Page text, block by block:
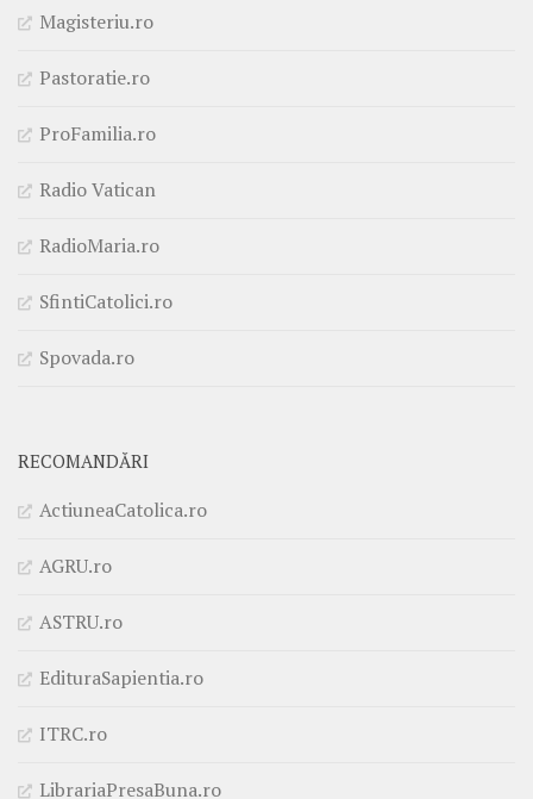
Magisteriu.ro
Pastoratie.ro
ProFamilia.ro
Radio Vatican
RadioMaria.ro
SfintiCatolici.ro
Spovada.ro
RECOMANDĂRI
ActiuneaCatolica.ro
AGRU.ro
ASTRU.ro
EdituraSapientia.ro
ITRC.ro
LibrariaPresaBuna.ro